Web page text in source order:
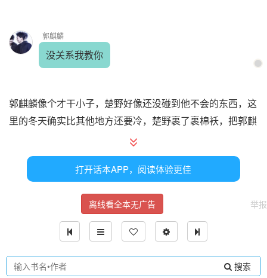
郭麒麟
没关系我教你
郭麒麟像个才干小子，楚野好像还没碰到他不会的东西，这
里的冬天确实比其他地方还要冷，楚野裹了裹棉袄，把郭麒
老远就看见了已经在冰雪大世界里摆好设施的摄制组，导演
向他们两个人摆手这个导演看起来也就40多岁的样子，面相
打开话本APP，阅读体验更佳
离线看全本无广告 举报
搜索